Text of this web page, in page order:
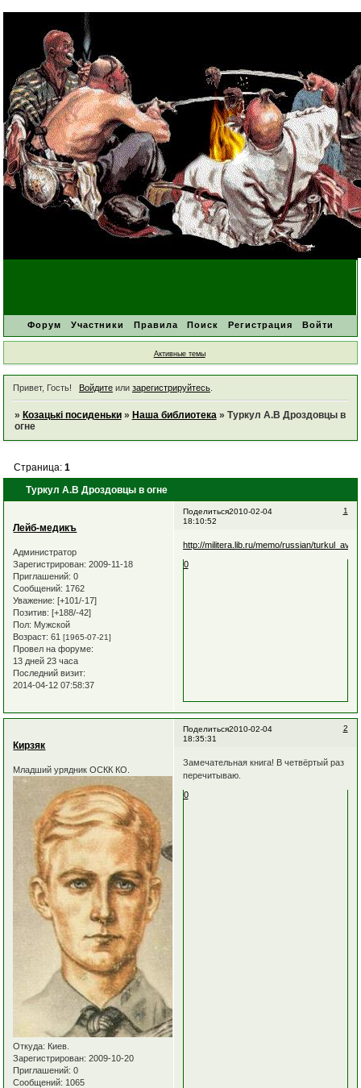
Форум Участники Правила Поиск Регистрация Войти
Активные темы
Привет, Гость! Войдитеили зарегистрируйтесь.
» Козацькі посиденьки » Наша библиотека » Туркул А.В Дроздовцы в
огне
Туркул А.В Дроздовцы в огне
Страница: 1
Поделиться 1
2010-02-04
18:10:52
Лейб-медикъ
Администратор
Зарегистрирован: 2009-11-18
Приглашений: 0
Сообщений: 1762
Уважение: [+101/-17]
Позитив: [+188/-42]
Пол: Мужской
Возраст: 61[1965-07-21]
Провел на форуме:
13 дней 23 часа
Последний визит:
2014-04-12 07:58:37
http://militera.lib.ru/memo/russian/turkul_av/
0
Поделиться 2
2010-02-04
18:35:31
Кирзяк
Младший урядник ОСКК КО.
Откуда: Киев.
Зарегистрирован: 2009-10-20
Приглашений: 0
Сообщений: 1065
Замечательная книга! В четвёртый раз
перечитываю.
0